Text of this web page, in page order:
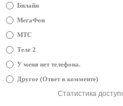
Билайн
МегаФон
МТС
Теле 2
У меня нет телефона.
Другое (Ответ в комменте)
Статистика